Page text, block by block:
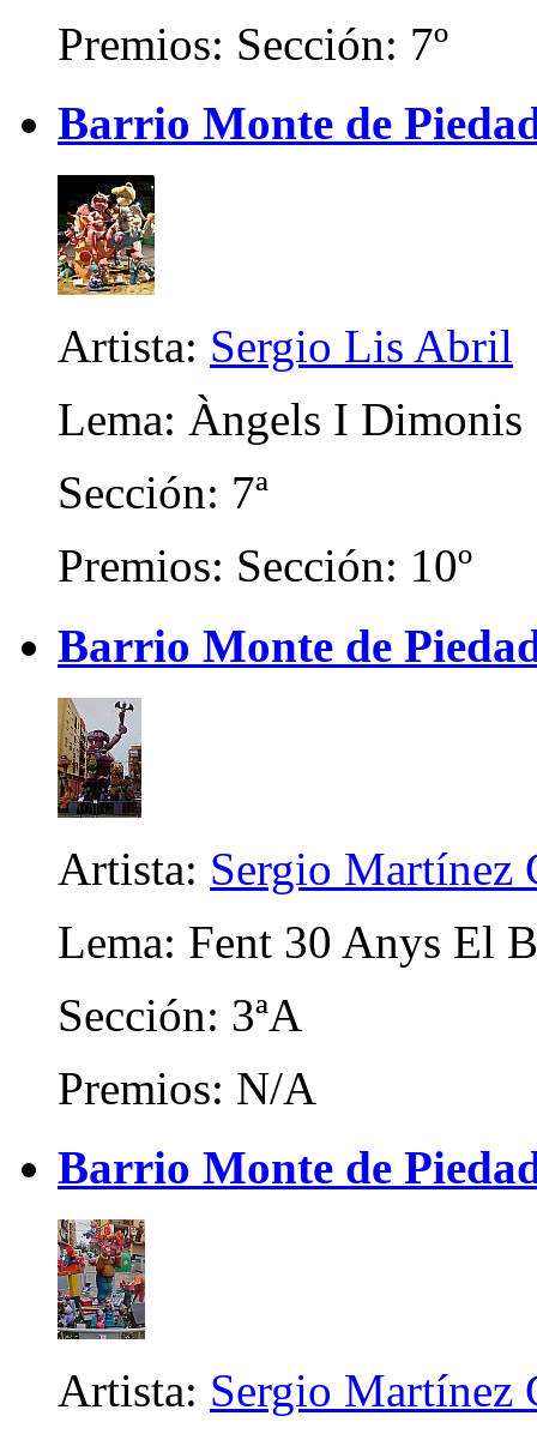
Premios: Sección: 7º
Barrio Monte de
Artista: Sergio Lis Abril
Lema: Àngels I Dimonis
Sección: 7ª
Premios: Sección: 10º
Barrio Monte de
Artista: Sergio Martínez
Lema: Fent 30 Anys El
Sección: 3ªA
Premios: N/A
Barrio Monte de
Artista: Sergio Martínez